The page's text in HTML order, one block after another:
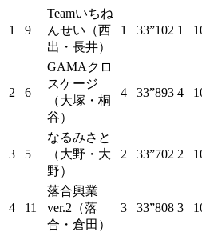
1 9
Teamいちね
んせい（西
出・長井）
1 33”102 1
2 6
GAMAクロ
スケージ
（大塚・桐
谷）
4 33”893 4
3 5
なるみさと
（大野・大
野）
2 33”702 2
4 11
落合興業
ver.2（落
合・倉田）
3 33”808 3